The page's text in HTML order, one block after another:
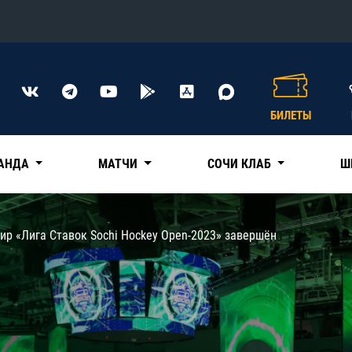
Конференция «Восток»
Нефтехимик
Трактор
Дивизион Чернышева
Авангард
Адмирал
КХЛ
БИЛЕТЫ
МАТЧИ СОЧИ КЛАБ
«Лига Ставок Sochi Hockey Open-2023» завершён